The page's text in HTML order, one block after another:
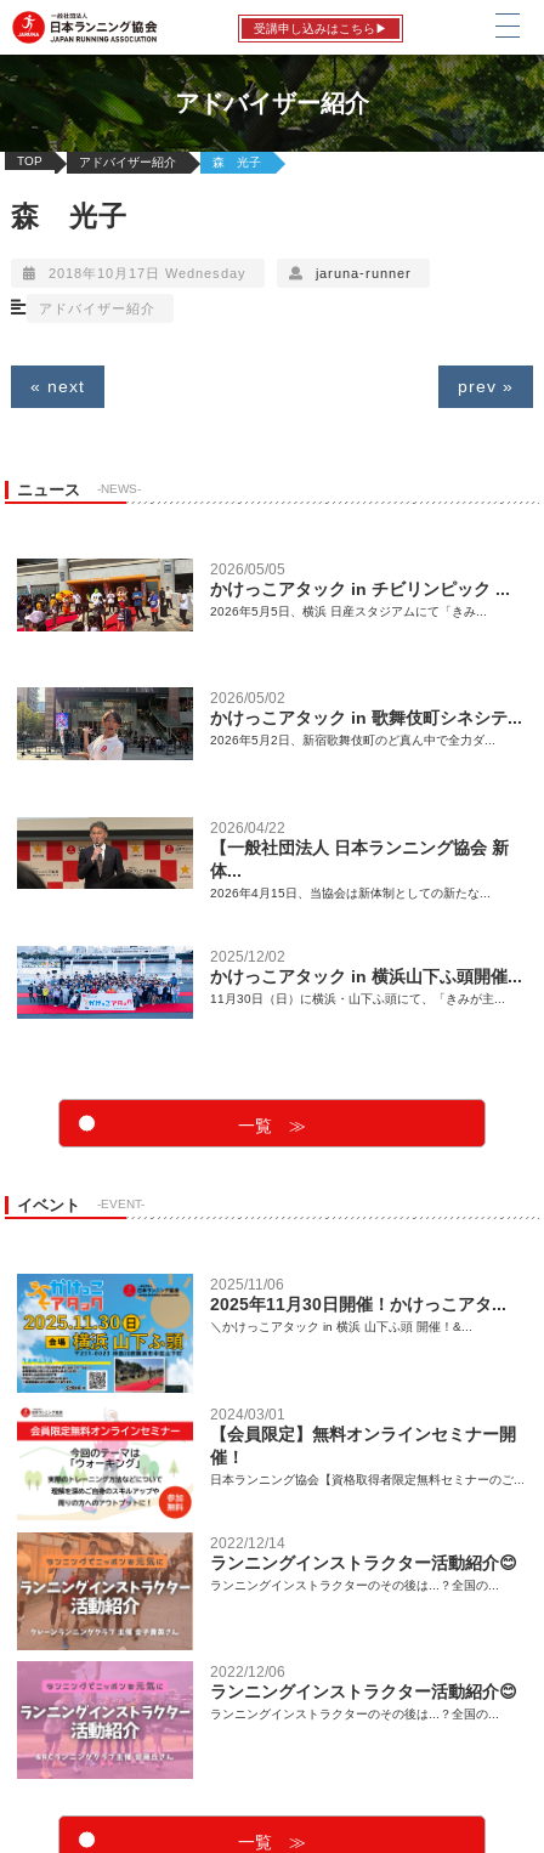
受講申し込みはこちら▶
アドバイザー紹介
TOP アドバイザー紹介 森 光子
森 光子
2018年10月17日 Wednesday jaruna-runner
アドバイザー紹介
« next prev »
ニュース -NEWS-
2026/05/05
かけっこアタック in チビリンピック ...
2026年5月5日、横浜 日産スタジアムにて「きみ...
2026/05/02
かけっこアタック in 歌舞伎町シネシテ...
2026年5月2日、新宿歌舞伎町のど真ん中で全力ダ...
2026/04/22
【一般社団法人 日本ランニング協会 新
体...
2026年4月15日、当協会は新体制としての新たな...
2025/12/02
かけっこアタック in 横浜山下ふ頭開催...
11月30日（日）に横浜・山下ふ頭にて、「きみが主...
一覧 ≫
イベント -EVENT-
2025/11/06
2025年11月30日開催！かけっこアタ...
＼かけっこアタック in 横浜 山下ふ頭 開催！&...
2024/03/01
【会員限定】無料オンラインセミナー開
催！
日本ランニング協会【資格取得者限定無料セミナーのご...
2022/12/14
ランニングインストラクター活動紹介😊
ランニングインストラクターのその後は...？全国の...
2022/12/06
ランニングインストラクター活動紹介😊
ランニングインストラクターのその後は...？全国の...
一覧 ≫